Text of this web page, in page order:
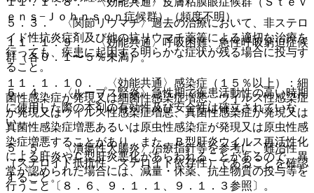
ｅｎｓ−Ｊｏｈｎｓｏｎ症候群）（頻度不明）。
１１．１．９． 〈効能共通〉呼吸困難、急性呼吸窮迫症候
群（各０．１〜５％未満）。
１１．１．１０． 〈効能共通〉感染症（１５％以上）：細
菌性感染症が発現又は細菌性感染症増悪、ウイルス性感染症
が発現又はウイルス性感染症増悪、真菌性感染症が発現又は
真菌性感染症増悪あるいは原虫性感染症が発現又は原虫性感
染症増悪することがあり、また、Ｂ型肝炎ウイルス再活性化
による肝炎やＣ型肝炎悪化があらわれることがあるので、異
常が認められた場合には、減量・休薬、抗生物質の投与等を
行うこと〔８．６、９．１．１、９．１．３参照〕。
５．３． 〈関節リウマチ〉過去の治療において、非ステロ
イド性抗炎症剤及び他の抗リウマチ薬等による適切な治療を
行っても、疾患に起因する明らかな症状が残る場合に投与す
ること。
５．４． 〈ループス腎炎〉急性期で疾患活動性の高い時期
に使用した際の本剤の有効性及び安全性は確立されていな
い。
５．５． 〈潰瘍性大腸炎〉治療指針等を参考に、難治性
（ステロイド抵抗性、ステロイド依存性）であることを確認
すること。